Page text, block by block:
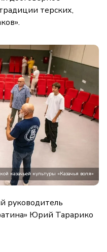
терских,
казачьей культуры «Казачья воля»
руководитель
Юрий Тарарико